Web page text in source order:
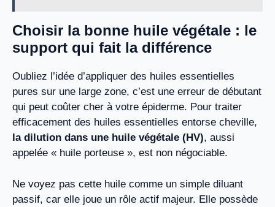
Choisir la bonne huile végétale : le
support qui fait la différence
Oubliez l’idée d’appliquer des huiles essentielles
pures sur une large zone, c’est une erreur de débutant
qui peut coûter cher à votre épiderme. Pour traiter
efficacement des huiles essentielles entorse cheville,
la dilution dans une huile végétale (HV), aussi
appelée « huile porteuse », est non négociable.
Ne voyez pas cette huile comme un simple diluant
passif, car elle joue un rôle actif majeur. Elle possède